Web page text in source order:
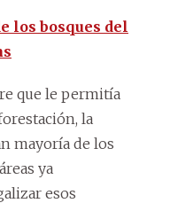
los bosques del
que le permitía
la
mayoría de los
ya
esos